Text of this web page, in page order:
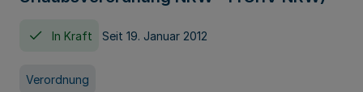
In Kraft Seit 19. Januar 2012
Verordnung